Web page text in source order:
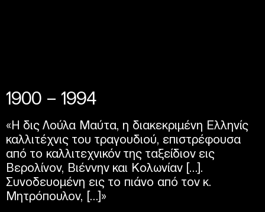
1900 – 1994
«Η δις Λούλα Μαύτα, η διακεκριμένη Ελληνίς
καλλιτέχνις του τραγουδιού, επιστρέφουσα
από το καλλιτεχνικόν της ταξείδιον εις
Βερολίνον, Βιέννην και Κολωνίαν […].
Συνοδευομένη εις το πιάνο από τον κ.
Μητρόπουλον, […]»